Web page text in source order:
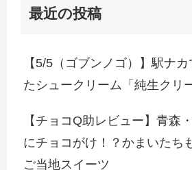
最近の投稿
【5/5（ゴブンノゴ）】駅ナ
たシュークリーム「純生クリ
【チョコQ助レビュー】青森
にチョコがけ！？かまいたち
ご当地スイーツ